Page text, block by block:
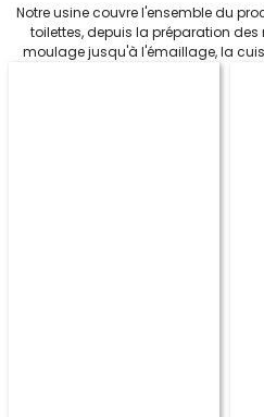
Notre usine couvre l'ensemble du
toilettes, depuis la préparation des
moulage jusqu'à l'émaillage, la